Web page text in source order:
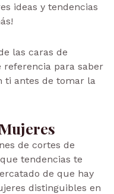
ideas y tendencias
las caras de
para saber
ti antes de tomar la
de cortes de
tendencias te
de que hay
distinguibles en